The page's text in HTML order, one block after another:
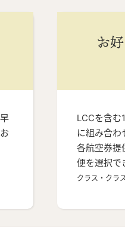
お
LCCを含む
に組み合わ
各航空券提
便を選択で
クラス・クラ